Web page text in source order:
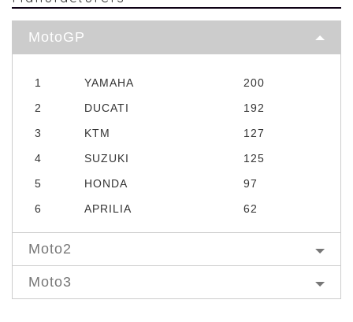
MotoGP
1 YAMAHA
200
2
DUCATI
192
3
KTM
127
4
SUZUKI
125
5
HONDA
97
6
APRILIA 62
Moto2
Moto3